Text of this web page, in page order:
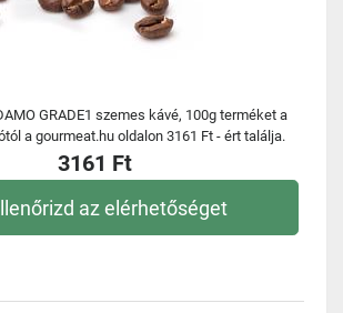
GRADE1 szemes kávé, 100g terméket a
a gourmeat.hu oldalon 3161 Ft - ért találja.
3161 Ft
az elérhetőséget